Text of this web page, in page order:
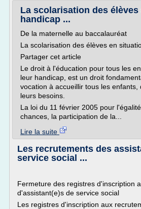
La scolarisation des
handicap ...
De la maternelle au baccalauréat
La scolarisation des élèves en
Partager cet article
Le droit à l'éducation pour tous les
leur handicap, est un droit
vocation à accueillir tous les enfants,
leurs besoins.
La loi du 11 février 2005 pour
chances, la participation de la...
Lire la suite
Les recrutements des
service social ...
Fermeture des registres d'inscription
d'assistant(e)s de service social
Les registres d'inscription aux